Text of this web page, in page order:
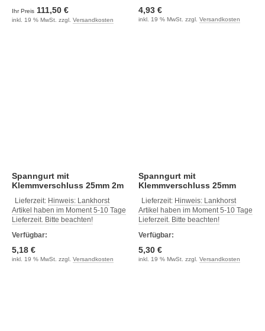
Ihr Preis 111,50 €
inkl. 19 % MwSt. zzgl. Versandkosten
4,93 €
inkl. 19 % MwSt. zzgl. Versandkosten
Spanngurt mit
Klemmverschluss 25mm 2m
Lieferzeit: Hinweis: Lankhorst
Artikel haben im Moment 5-10 Tage
Lieferzeit. Bitte beachten!
Verfügbar:
5,18 €
inkl. 19 % MwSt. zzgl. Versandkosten
Spanngurt mit
Klemmverschluss 25mm
Lieferzeit: Hinweis: Lankhorst
Artikel haben im Moment 5-10 Tage
Lieferzeit. Bitte beachten!
Verfügbar:
5,30 €
inkl. 19 % MwSt. zzgl. Versandkosten